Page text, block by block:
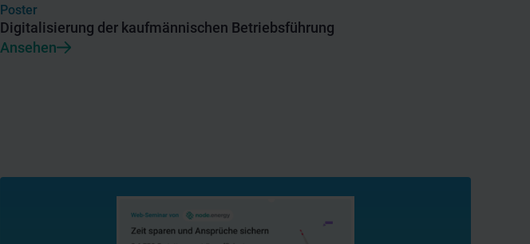
Poster
Digitalisierung der kaufmännischen Betriebsführung
Ansehen